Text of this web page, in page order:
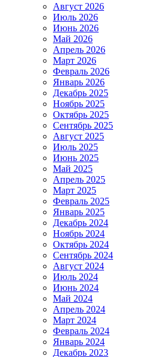
Август 2026
Июль 2026
Июнь 2026
Май 2026
Апрель 2026
Март 2026
Февраль 2026
Январь 2026
Декабрь 2025
Ноябрь 2025
Октябрь 2025
Сентябрь 2025
Август 2025
Июль 2025
Июнь 2025
Май 2025
Апрель 2025
Март 2025
Февраль 2025
Январь 2025
Декабрь 2024
Ноябрь 2024
Октябрь 2024
Сентябрь 2024
Август 2024
Июль 2024
Июнь 2024
Май 2024
Апрель 2024
Март 2024
Февраль 2024
Январь 2024
Декабрь 2023